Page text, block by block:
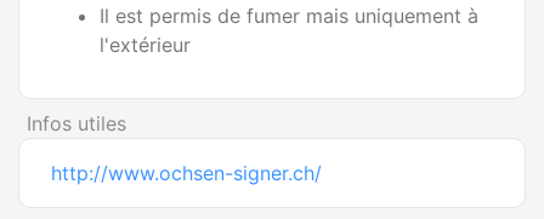
Il est permis de fumer mais uniquement à
l'extérieur
Infos utiles
http://www.ochsen-signer.ch/